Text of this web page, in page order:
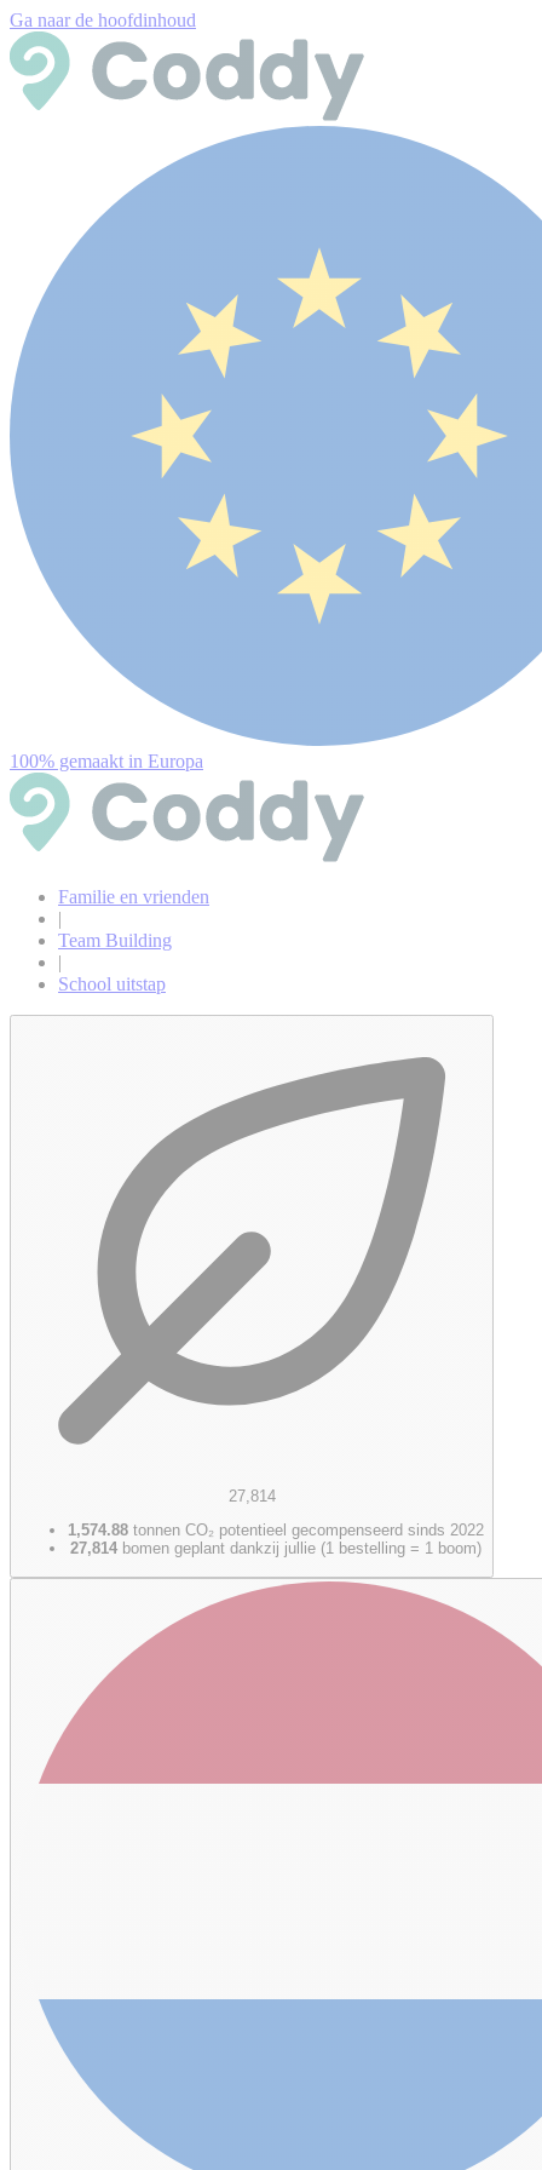
Ga naar de hoofdinhoud
100% gemaakt in Europa
Familie en vrienden
|
Team Building
|
School uitstap
27,814
1,574.88 tonnen CO₂ potentieel gecompenseerd sinds 2022
27,814 bomen geplant dankzij jullie (1 bestelling = 1 boom)